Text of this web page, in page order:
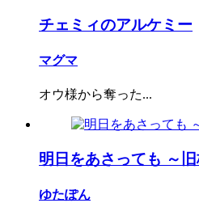
チェミィのアルケミー
マグマ
オウ様から奪った...
明日をあさっても ～
ゆたぽん